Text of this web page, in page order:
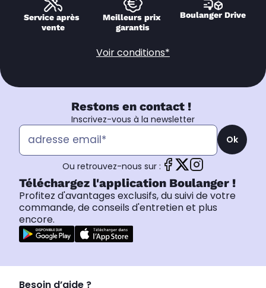
Service après
vente
Meilleurs prix
garantis
Boulanger Drive
Voir conditions*
Restons en contact !
Inscrivez-vous à la newsletter
Ok
Ou retrouvez-nous sur :
Téléchargez l'application Boulanger !
Profitez d'avantages exclusifs, du suivi de votre
commande, de conseils d'entretien et plus
encore.
Besoin d’aide ?